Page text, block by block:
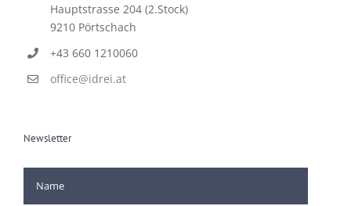
Hauptstrasse 204 (2.Stock)
9210 Pörtschach
+43 660 1210060
office@idrei.at
Newsletter